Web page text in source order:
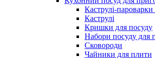
Каструлі-пароварки
Каструлі
Кришки для посуду
Набори посуду для
Сковороди
Чайники для плити